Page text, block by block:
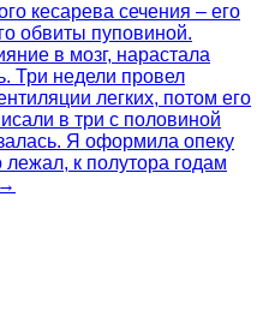
кесарева сечения – его
обвиты пуповиной.
в мозг, нарастала
Три недели провел
легких, потом его
в три с половиной
Я оформила опеку
к полутора годам